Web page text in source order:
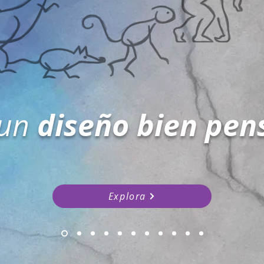
diseño bien
Explora